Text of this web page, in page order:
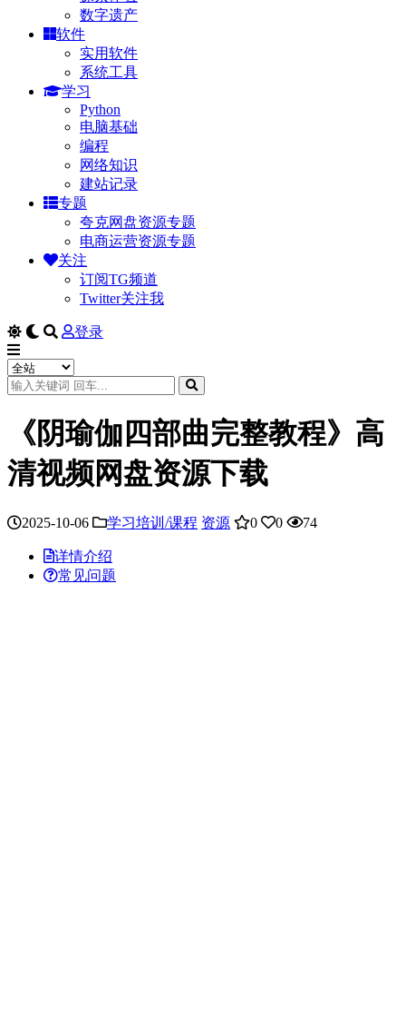
数字遗产
软件
实用软件
系统工具
学习
Python
电脑基础
编程
网络知识
建站记录
专题
夸克网盘资源专题
电商运营资源专题
关注
订阅TG频道
Twitter关注我
登录
《阴瑜伽四部曲完整教程》高
清视频网盘资源下载
2025-10-06 学习培训/课程 资源 0 0 74
详情介绍
常见问题